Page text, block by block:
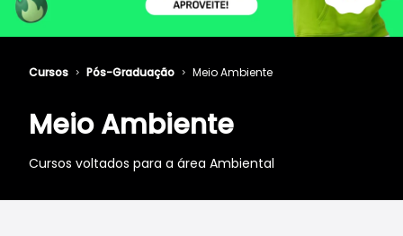
Meio Ambiente
Cursos voltados para a área Ambiental
Cursos Pós-Graduação Meio Ambiente